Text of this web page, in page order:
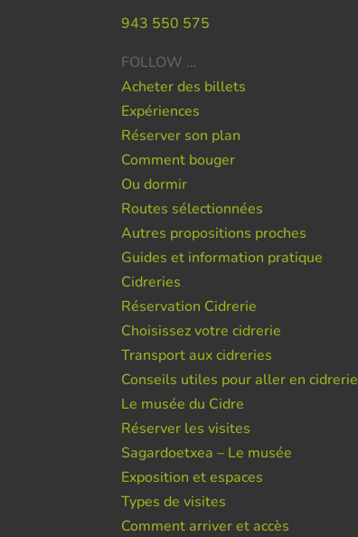
943 550 575
FOLLOW …
Acheter des billets
Expériences
Réserver son plan
Comment bouger
Ou dormir
Routes sélectionnées
Autres propositions proches
Guides et information pratique
Cidreries
Réservation Cidrerie
Choisissez votre cidrerie
Transport aux cidreries
Conseils utiles pour aller en cidrerie
Le musée du Cidre
Réserver les visites
Sagardoetxea – Le musée
Exposition et espaces
Types de visites
Comment arriver et accès